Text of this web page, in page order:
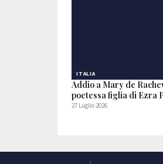
ITALIA
Addio a Mary de
poetessa figlia di Ezra
27 Luglio 2026